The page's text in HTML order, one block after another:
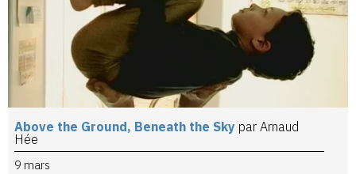
Above the Ground, Beneath the Sky par Arnaud
Hée
9 mars